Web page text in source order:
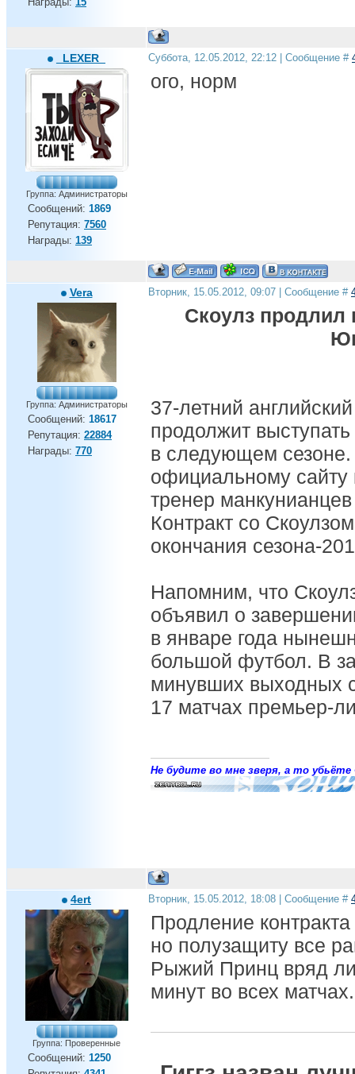
_LEXER_
Группа: Администраторы
Сообщений: 1869
Репутация: 7560
Награды: 139
Суббота, 12.05.2012, 22:12 | Сообщение #
ого, норм
Vera
Группа: Администраторы
Сообщений: 18617
Репутация: 22884
Награды: 770
Вторник, 15.05.2012, 09:07 | Сообщение #
Скоулз продлил
37-летний
продолжит
в следующем
официальному
тренер
Контракт со
окончания сезона-
Напомним, что
объявил о
в январе года
большой футбол. В
минувших выходных
17 матчах премьер-
Не будите во мне зверя, а то убьёте
4ert
Группа: Проверенные
Сообщений: 1250
Вторник, 15.05.2012, 18:08 | Сообщение #
Продление
но полузащиту все
Рыжий Принц вряд
минут во всех матчах.